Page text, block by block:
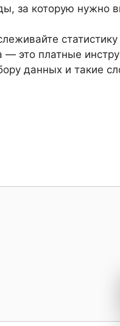
за которую нужно
это платные
данных и такие